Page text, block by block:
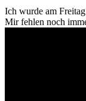
Ich wurde am
Mir fehlen noch